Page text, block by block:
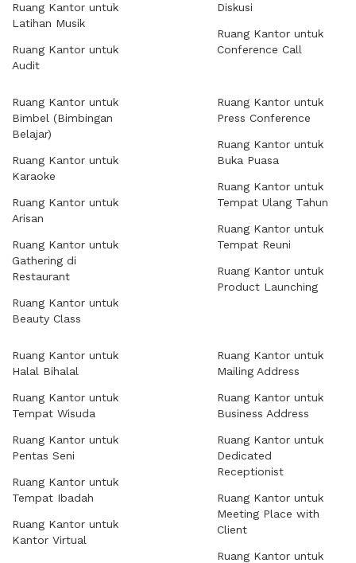
Ruang Kantor untuk
Latihan Musik
Ruang Kantor untuk
Audit
Diskusi
Ruang Kantor untuk
Conference Call
Ruang Kantor untuk
Bimbel (Bimbingan
Belajar)
Ruang Kantor untuk
Karaoke
Ruang Kantor untuk
Arisan
Ruang Kantor untuk
Gathering di
Restaurant
Ruang Kantor untuk
Beauty Class
Ruang Kantor untuk
Press Conference
Ruang Kantor untuk
Buka Puasa
Ruang Kantor untuk
Tempat Ulang Tahun
Ruang Kantor untuk
Tempat Reuni
Ruang Kantor untuk
Product Launching
Ruang Kantor untuk
Halal Bihalal
Ruang Kantor untuk
Tempat Wisuda
Ruang Kantor untuk
Pentas Seni
Ruang Kantor untuk
Tempat Ibadah
Ruang Kantor untuk
Kantor Virtual
Ruang Kantor untuk
Mailing Address
Ruang Kantor untuk
Business Address
Ruang Kantor untuk
Dedicated
Receptionist
Ruang Kantor untuk
Meeting Place with
Client
Ruang Kantor untuk